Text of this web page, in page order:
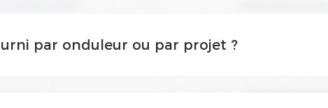
par onduleur ou par projet ?